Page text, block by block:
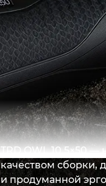
TRD OWL 10.5×50
качеством сборки,
и продуманной